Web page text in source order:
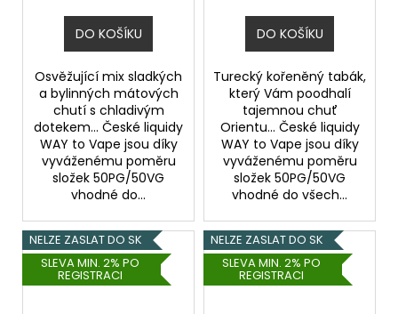
DO KOŠÍKU
Osvěžující mix sladkých
a bylinných mátových
chutí s chladivým
dotekem... České liquidy
WAY to Vape jsou díky
vyváženému poměru
složek 50PG/50VG
vhodné do...
DO KOŠÍKU
Turecký kořeněný tabák,
který Vám poodhalí
tajemnou chuť
Orientu... České liquidy
WAY to Vape jsou díky
vyváženému poměru
složek 50PG/50VG
vhodné do všech...
NELZE ZASLAT DO SK
SLEVA MIN. 2% PO
REGISTRACI
NELZE ZASLAT DO SK
SLEVA MIN. 2% PO
REGISTRACI